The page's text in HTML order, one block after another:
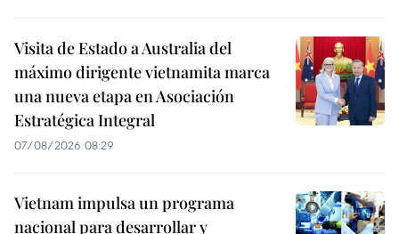
Visita de Estado a Australia del
máximo dirigente vietnamita marca
una nueva etapa en Asociación
Estratégica Integral
07/08/2026 08:29
Vietnam impulsa un programa
nacional para desarrollar y